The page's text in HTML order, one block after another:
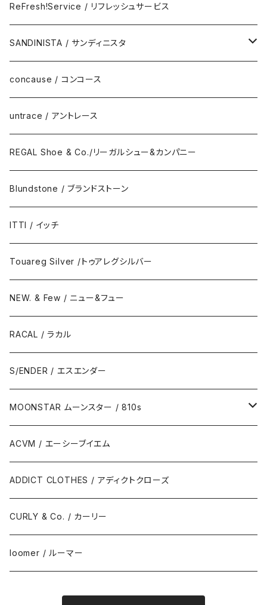
Eyewear
ReFresh!Service / リフレッシュサービス
ReFresh!Service / リフレッシュサービス
SANDINISTA / サンディニスタ
DAILY STANDARD
concause / コンコース
untrace / アントレース
REGAL Shoe & Co./リーガルシュー&カンパニー
Blundstone / ブランドストーン
ITTI / イッチ
Touareg Silver /トゥアレグシルバー
NEW. & Few / ニュー&フュー
RACAL / ラカル
S/ENDER / エスエンダー
MOONSTAR ムーンスター / 810s
MOONSTAR / ムーンスター
810s / エイトテンス
ACVM / エーシーブイエム
ADDICT CLOTHES / アディクトクローズ
CURLY & Co. / カーリー
loomer / ルーマー